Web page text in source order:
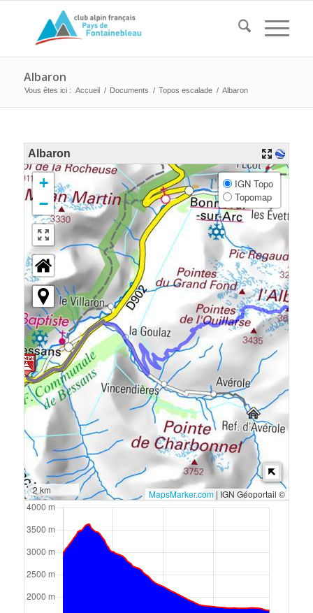
Albaron
Vous êtes ici : Accueil / Documents / Topos escalade / Albaron
Albaron
+
−
IGN Topo
Topomap
2 km MapsMarker.com | IGN Géoportail ©